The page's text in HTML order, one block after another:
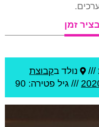
זמן
/// נולד בקבוצת
/// גיל פטירה: 90